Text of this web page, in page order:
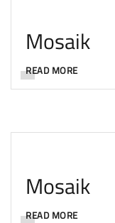
Mosaik
READ MORE
Mosaik
READ MORE